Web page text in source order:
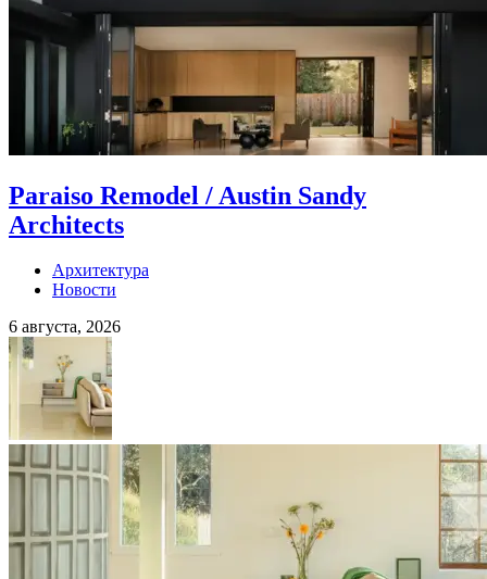
Paraiso Remodel / Austin Sandy
Architects
Архитектура
Новости
6 августа, 2026